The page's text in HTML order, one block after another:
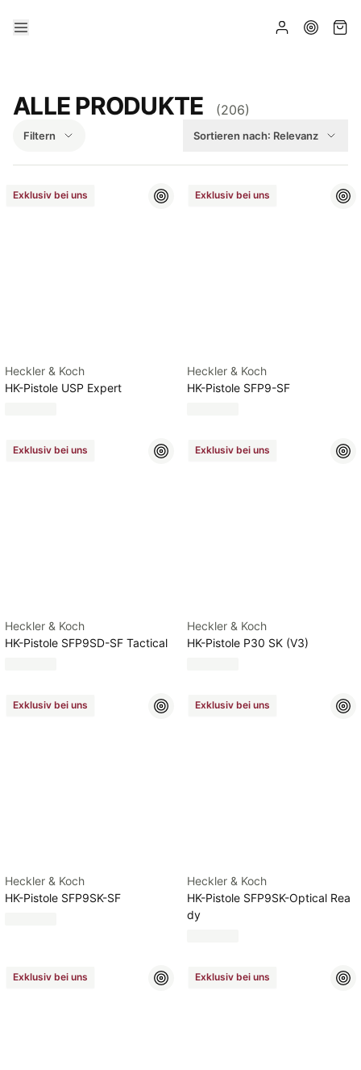
ALLE PRODUKTE (206)
Filtern Sortieren nach: Relevanz
Exklusiv bei uns
Heckler & Koch
HK-Pistole USP Expert
Exklusiv bei uns
Heckler & Koch
HK-Pistole SFP9-SF
Exklusiv bei uns
Heckler & Koch
HK-Pistole SFP9SD-SF Tactical
Exklusiv bei uns
Heckler & Koch
HK-Pistole P30 SK (V3)
Exklusiv bei uns
Heckler & Koch
HK-Pistole SFP9SK-SF
Exklusiv bei uns
Heckler & Koch
HK-Pistole SFP9SK-Optical Rea
dy
Exklusiv bei uns Exklusiv bei uns